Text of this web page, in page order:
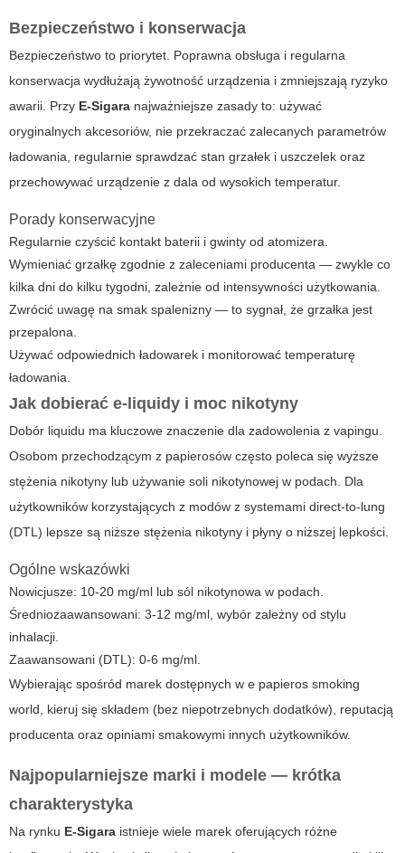
Bezpieczeństwo i konserwacja
Bezpieczeństwo to priorytet. Poprawna obsługa i regularna
konserwacja wydłużają żywotność urządzenia i zmniejszają ryzyko
awarii. Przy E-Sigara najważniejsze zasady to: używać
oryginalnych akcesoriów, nie przekraczać zalecanych parametrów
ładowania, regularnie sprawdzać stan grzałek i uszczelek oraz
przechowywać urządzenie z dala od wysokich temperatur.
Porady konserwacyjne
Regularnie czyścić kontakt baterii i gwinty od atomizera.
Wymieniać grzałkę zgodnie z zaleceniami producenta — zwykle co
kilka dni do kilku tygodni, zależnie od intensywności użytkowania.
Zwrócić uwagę na smak spalenizny — to sygnał, że grzałka jest
przepalona.
Używać odpowiednich ładowarek i monitorować temperaturę
ładowania.
Jak dobierać e-liquidy i moc nikotyny
Dobór liquidu ma kluczowe znaczenie dla zadowolenia z vapingu.
Osobom przechodzącym z papierosów często poleca się wyższe
stężenia nikotyny lub używanie soli nikotynowej w podach. Dla
użytkowników korzystających z modów z systemami direct-to-lung
(DTL) lepsze są niższe stężenia nikotyny i płyny o niższej lepkości.
Ogólne wskazówki
Nowicjusze: 10-20 mg/ml lub sól nikotynowa w podach.
Średniozaawansowani: 3-12 mg/ml, wybór zależny od stylu
inhalacji.
Zaawansowani (DTL): 0-6 mg/ml.
Wybierając spośród marek dostępnych w e papieros smoking
world , kieruj się składem (bez niepotrzebnych dodatków), reputacją
producenta oraz opiniami smakowymi innych użytkowników.
Najpopularniejsze marki i modele — krótka
charakterystyka
Na rynku E-Sigara istnieje wiele marek oferujących różne